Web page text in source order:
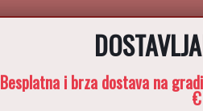
Besplatna i brza dostava na
€